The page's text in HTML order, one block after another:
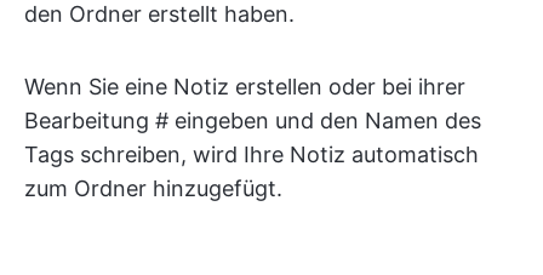
den Ordner erstellt haben.
Wenn Sie eine Notiz erstellen oder bei ihrer
Bearbeitung # eingeben und den Namen des
Tags schreiben, wird Ihre Notiz automatisch
zum Ordner hinzugefügt.